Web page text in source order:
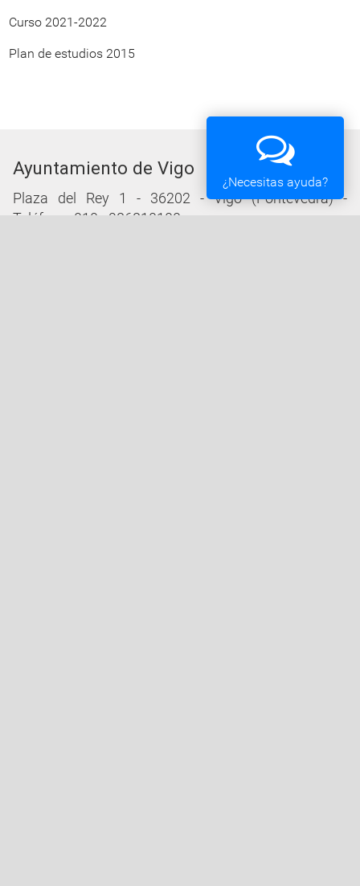
Curso 2021-2022
Plan de estudios 2015
Ayuntamiento de Vigo
Plaza del Rey 1 - 36202 - Vigo (Pontevedra) -
Teléfono: 010 - 986810100
¿Necesitas ayuda?